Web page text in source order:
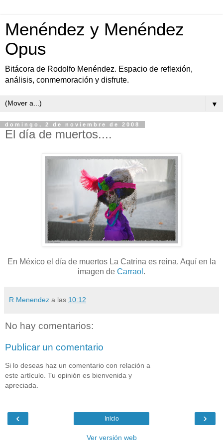
Menéndez y Menéndez
Opus
Bitácora de Rodolfo Menéndez. Espacio de reflexión,
análisis, conmemoración y disfrute.
▼
domingo, 2 de noviembre de 2008
El día de muertos....
En México el día de muertos La Catrina es reina. Aquí en la
imagen de Carraol .
R Menendez a las 10:12
No hay comentarios:
Publicar un comentario
Si lo deseas haz un comentario con relación a
este artículo. Tu opinión es bienvenida y
apreciada.
‹ ›
Inicio
Ver versión web